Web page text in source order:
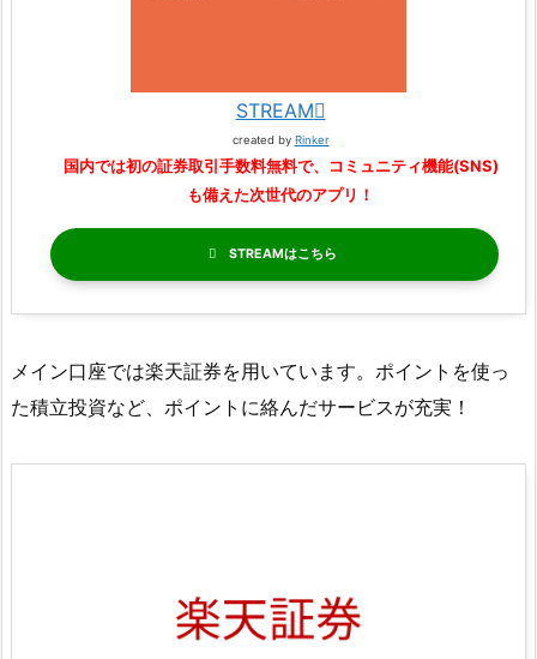
STREAM
created by Rinker
国内では初の証券取引手数料無料で、コミュニティ機能(SNS)
も備えた次世代のアプリ！
STREAM
メイン口座では楽天証券を用いています。ポイントを使っ
た積立投資など、ポイントに絡んだサービスが充実！